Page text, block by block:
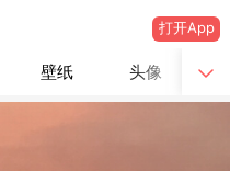
打开App
壁纸 头像